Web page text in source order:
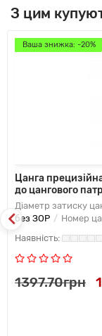
З цим
Ваша знижка: -20%
Цанга
до цангового
Діаметр затиску
без ЗОР
Номер
1397.70грн